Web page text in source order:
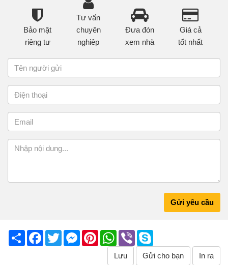
Bảo mật
riêng tư
Tư vấn
chuyên
nghiêp
Đưa đón
xem nhà
Giá cả
tốt nhất
Gửi yêu cầu
Share Facebook
TwitterMessenger
PinterestWhatsApp
Viber
Lưu Gửi cho bạn In ra